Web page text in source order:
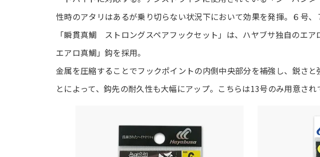
性時のアタリはあるが乗り切らない状況下において効果を発揮。６号、
「瞬貫真鯛 ストロングスペアフックセット」は、ハヤブサ独自のエ
エアロ真鯛」鈎を採用。
金属を圧縮することでフックポイントの内側中央部分を補強し、鋭さ
とによって、鈎先の耐久性も大幅にアップ。こちらは13号のみ用意され